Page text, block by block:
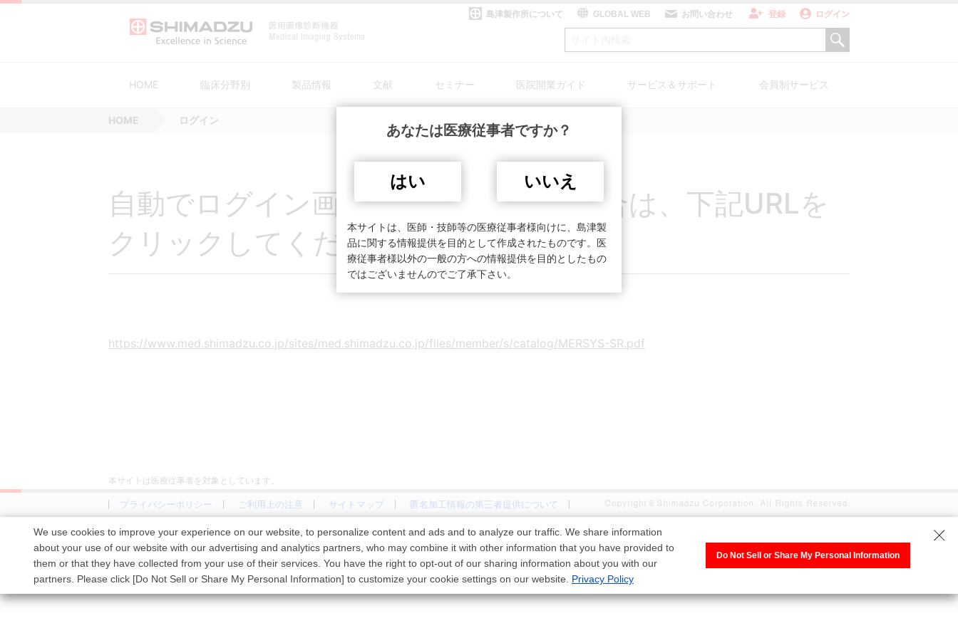
島津製作所について GLOBAL WEB お問い合わせ 登録 ログイン
HOME 臨床分野別
感染症対策
医療DX
整形外科
高齢化・認知症
製品情報
血管撮影システ
X線TVシステム
ム
外科用X線TVシ
PETシステム
近赤外光イメー
ジング装置
医療情報システ
ム
AVS支援システ
ム(研究用途向)
PCR検査関連製
品
排尿量測定シス
テム
文献
回診用システム
その他
AVS支援システム(研究用途向)
X線TVシステム
医療情報システム
PCR検査関連製品
セミナー 医院開業ガイド サービス＆サポート
予防的部品交換サービス SMILE guardについて
サービスネットワーク
医療機器等製品セキュリティポリシー
SONIALVISION safireをお使いのお客様へ
DICOM適合性宣言書/IHE統合宣言書
島津医用機器ユーザー様向けサイト My SHIMADZU for Medical
サイバーセキュリティ対応について
災害対応にむけた当社製品稼働状況確認
会員制サービス
My SHIMADZU for Medical
HOME ログイン
自動でログイン画面が表示されない場合は、下記URLを
クリックしてください。
https://www.med.shimadzu.co.jp/sites/med.shimadzu.co.jp/files/member/s/catalog/MERSYS-SR.pdf
プライバシーポリシー ご利用上の注意 サイトマップ 匿名加工情報の第三者提供について
本サイトは医療従事者を対象としています。
あなたは医療従事者ですか？
はい いいえ
本サイトは、医師・技師等の医療従事者様向けに、島津製
品に関する情報提供を目的として作成されたものです。医
療従事者様以外の一般の方への情報提供を目的としたもの
ではございませんのでご了承下さい。
We use cookies to improve your experience on our website, to personalize content and ads and to analyze our traffic. We share information
about your use of our website with our advertising and analytics partners, who may combine it with other information that you have provided to
them or that they have collected from your use of their services. You have the right to opt-out of our sharing information about you with our
partners. Please click [Do Not Sell or Share My Personal Information] to customize your cookie settings on our website. Privacy Policy
Do Not Sell or Share My Personal Information